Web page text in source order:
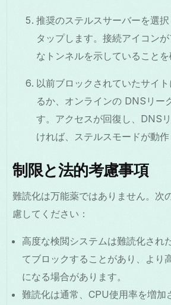
推奨のステルスサーバーを選
タップします。接続アイコン
なトンネルを示していることを
以前ブロックされていたサイ
るか、オンラインの DNSリー
す。アクセスが回復し、DNS
ければ、ステルスモードが動作
制限と法的考慮事項
難読化は万能薬ではありません。次
慮してください：
高度な検閲システムは難読化され
てブロックすることがあり、より
になる場合があります。
難読化は通常、CPU使用率を増加